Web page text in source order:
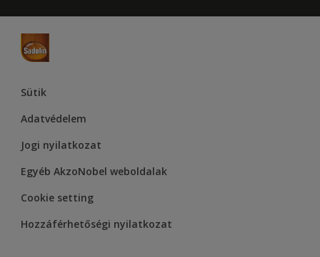
Dulux
Supralux
Sütik
Adatvédelem
Jogi nyilatkozat
Egyéb AkzoNobel weboldalak
Cookie setting
Hozzáférhetőségi nyilatkozat